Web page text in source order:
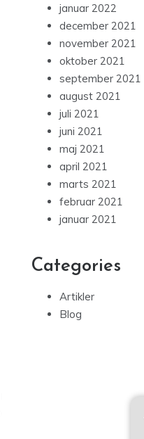
januar 2022
december 2021
november 2021
oktober 2021
september 2021
august 2021
juli 2021
juni 2021
maj 2021
april 2021
marts 2021
februar 2021
januar 2021
Categories
Artikler
Blog